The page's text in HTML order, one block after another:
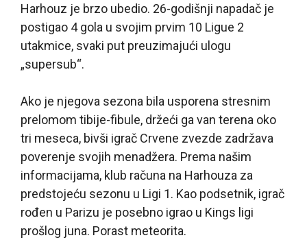
Harhouz je brzo ubedio. 26-godišnji napadač je
postigao 4 gola u svojim prvim 10 Ligue 2
utakmice, svaki put preuzimajući ulogu
„supersub“.
Ako je njegova sezona bila usporena stresnim
prelomom tibije-fibule, držeći ga van terena oko
tri meseca, bivši igrač Crvene zvezde zadržava
poverenje svojih menadžera. Prema našim
informacijama, klub računa na Harhouza za
predstojeću sezonu u Ligi 1. Kao podsetnik, igrač
rođen u Parizu je posebno igrao u Kings ligi
prošlog juna. Porast meteorita.